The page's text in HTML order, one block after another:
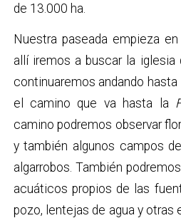
de 13.000 ha.
Nuestra paseada empieza
allí iremos a buscar la iglesia
continuaremos andando
el camino que va hasta la
camino podremos observar
y también algunos campos
algarrobos. También
acuáticos propios de las
pozo, lentejas de agua y otras